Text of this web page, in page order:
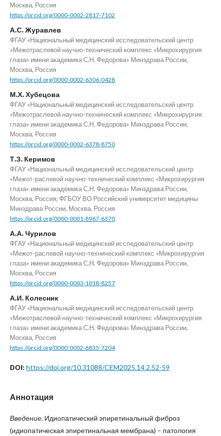
Москва, Россия
https://orcid.org/0000-0002-2817-7102
А.С. Журавлев
ФГАУ «Национальный медицинский исследовательский центр
«Межотраслевой научно-технический комплекс «Микрохирургия
глаза» имени академика С.Н. Федорова» Минздрава России,
Москва, Россия
https://orcid.org/0000-0002-6306-0428
М.Х. Хубецова
ФГАУ «Национальный медицинский исследовательский центр
«Межотраслевой научно-технический комплекс «Микрохирургия
глаза» имени академика С.Н. Федорова» Минздрава России,
Москва, Россия
https://orcid.org/0000-0002-6378-8750
Т.З. Керимов
ФГАУ «Национальный медицинский исследовательский центр
«Межот-раслевой научно-технический комплекс «Микрохирургия
глаза» имени академика С.Н. Федорова» Минздрава России,
Москва, Россия; ФГБОУ ВО Российский университет медицины
Минздрава России, Москва, Россия
https://orcid.org/0000-0001-8967-6370
А.А. Чурилов
ФГАУ «Национальный медицинский исследовательский центр
«Межот-раслевой научно-технический комплекс «Микрохирургия
глаза» имени академика С.Н. Федорова» Минздрава России,
Москва, Россия
https://orcid.org/0000-0003-1018-8257
А.И. Колесник
ФГАУ «Национальный медицинский исследовательский центр
«Межотраслевой научно-технический комплекс «Микрохирургия
глаза» имени академика С.Н. Федорова» Минздрава России,
Москва, Россия
https://orcid.org/0000-0002-6835-7204
DOI: https://doi.org/10.31088/CEM2025.14.2.52-59
Аннотация
Введение. Идиопатический эпиретинальный фиброз
(идиопатическая эпиретинальная мембрана) – патология